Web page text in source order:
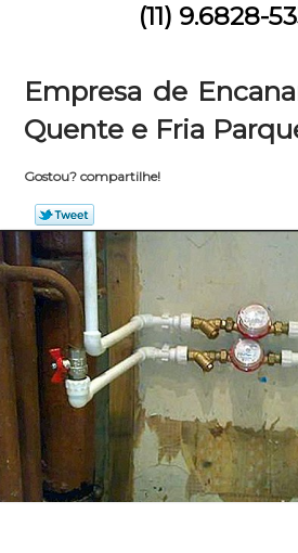
(11) 9.6828-
Empresa de
Quente e Fria
Gostou? compartilhe!